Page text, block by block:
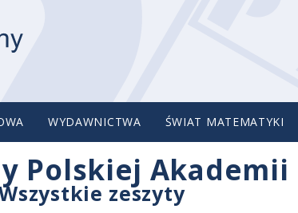
WYDAWNICTWA ŚWIAT MATEMATYKI
Polskiej Akademii
zeszyty